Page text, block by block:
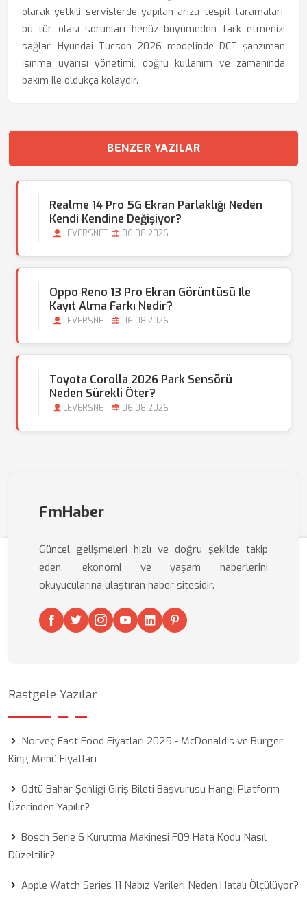
olarak yetkili servislerde yapılan arıza tespit taramaları,
bu tür olası sorunları henüz büyümeden fark etmenizi
sağlar. Hyundai Tucson 2026 modelinde DCT şanzıman
ısınma uyarısı yönetimi, doğru kullanım ve zamanında
bakım ile oldukça kolaydır.
BENZER YAZILAR
Realme 14 Pro 5G Ekran Parlaklığı Neden
Kendi Kendine Değişiyor?
LEVERSNET 06.08.2026
Oppo Reno 13 Pro Ekran Görüntüsü Ile
Kayıt Alma Farkı Nedir?
LEVERSNET 06.08.2026
Toyota Corolla 2026 Park Sensörü
Neden Sürekli Öter?
LEVERSNET 06.08.2026
FmHaber
Güncel gelişmeleri hızlı ve doğru şekilde takip
eden, ekonomi ve yaşam haberlerini
okuyucularına ulaştıran haber sitesidir.
Rastgele Yazılar
Norveç Fast Food Fiyatları 2025 - McDonald's ve Burger
King Menü Fiyatları
Odtü Bahar Şenliği Giriş Bileti Başvurusu Hangi Platform
Üzerinden Yapılır?
Bosch Serie 6 Kurutma Makinesi F09 Hata Kodu Nasıl
Düzeltilir?
Apple Watch Series 11 Nabız Verileri Neden Hatalı Ölçülüyor?